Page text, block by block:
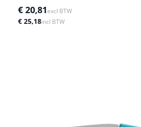
€ 20,81excl BTW
€ 25,18incl BTW